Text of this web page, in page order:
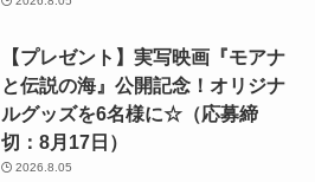
【プレゼント】実写映画『モアナ
と伝説の海』公開記念！オリジナ
ルグッズを6名様に☆（応募締
切：8月17日）
2026.8.05